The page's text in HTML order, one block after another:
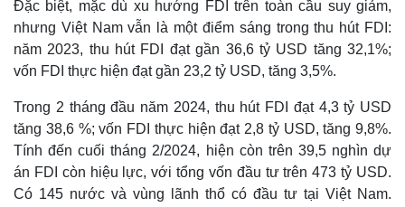
Đặc biệt, mặc dù xu hướng FDI trên toàn cầu suy giảm,
nhưng Việt Nam vẫn là một điểm sáng trong thu hút FDI:
năm 2023, thu hút FDI đạt gần 36,6 tỷ USD tăng 32,1%;
vốn FDI thực hiện đạt gần 23,2 tỷ USD, tăng 3,5%.
Trong 2 tháng đầu năm 2024, thu hút FDI đạt 4,3 tỷ USD
tăng 38,6 %; vốn FDI thực hiện đạt 2,8 tỷ USD, tăng 9,8%.
Tính đến cuối tháng 2/2024, hiện còn trên 39,5 nghìn dự
án FDI còn hiệu lực, với tổng vốn đầu tư trên 473 tỷ USD.
Có 145 nước và vùng lãnh thổ có đầu tư tại Việt Nam.